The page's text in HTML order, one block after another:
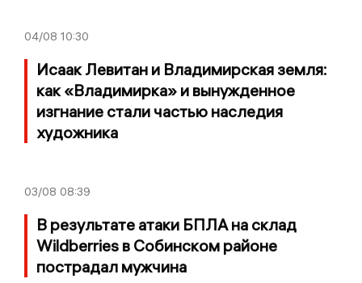
04/08 10:30
Исаак Левитан и Владимирская земля:
как «Владимирка» и вынужденное
изгнание стали частью наследия
художника
03/08 08:39
В результате атаки БПЛА на склад
Wildberries в Собинском районе
пострадал мужчина